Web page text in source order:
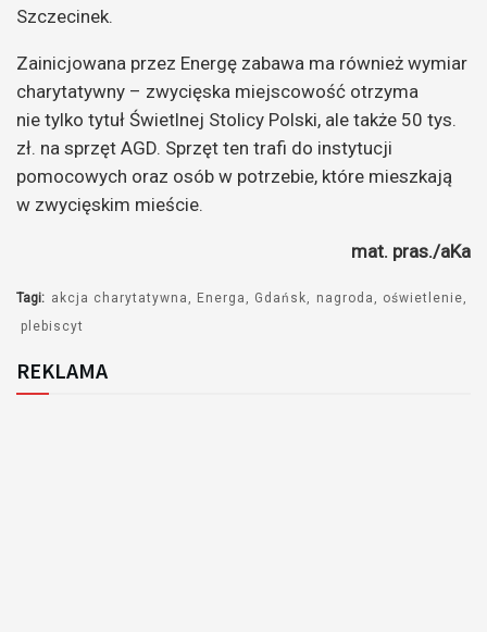
Szczecinek.
Zainicjowana przez Energę zabawa ma również wymiar
charytatywny – zwycięska miejscowość otrzyma
nie tylko tytuł Świetlnej Stolicy Polski, ale także 50 tys.
zł. na sprzęt AGD. Sprzęt ten trafi do instytucji
pomocowych oraz osób w potrzebie, które mieszkają
w zwycięskim mieście.
mat. pras./aKa
Tagi: akcja charytatywna Energa Gdańsk nagroda
oświetlenie
plebiscyt
REKLAMA